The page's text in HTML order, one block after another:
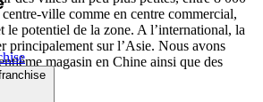
ville comme en centre commercial,
le potentiel de la zone. A l’international, la
principalement sur l’Asie. Nous avons
magasin en Chine ainsi que des